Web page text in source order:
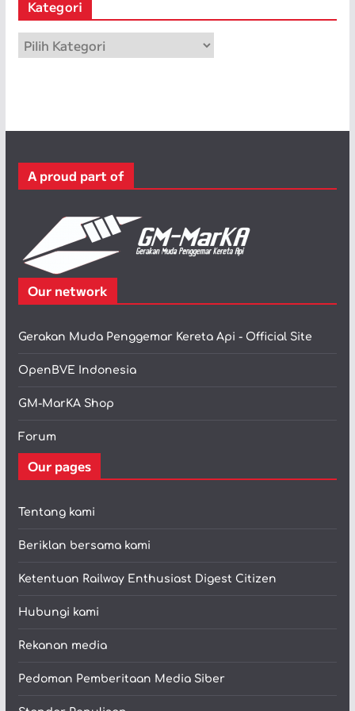
p
Kategori
a
r
A proud part of
Our network
Gerakan Muda Penggemar Kereta Api - Official Site
OpenBVE Indonesia
GM-MarKA Shop
Forum
Our pages
Tentang kami
Beriklan bersama kami
Ketentuan Railway Enthusiast Digest Citizen
Hubungi kami
Rekanan media
Pedoman Pemberitaan Media Siber